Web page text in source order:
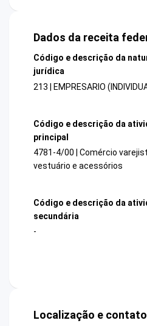
Dados da receita
Código e descrição da
jurídica
213 | EMPRESARIO
Código e descrição da
principal
4781-4/00 | Comércio
vestuário e acessórios
Código e descrição da
secundária
-
Localização e